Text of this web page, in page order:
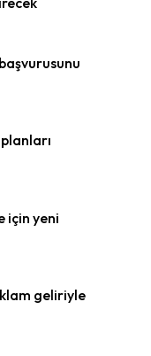
için yeni
geliriyle